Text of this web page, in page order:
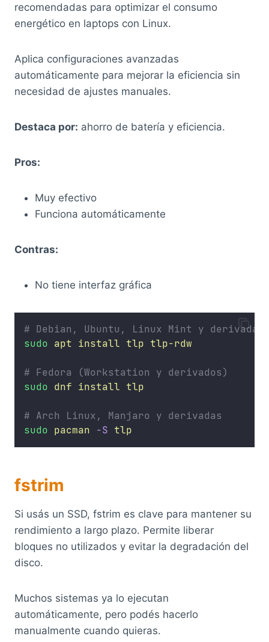
recomendadas para optimizar el consumo
energético en laptops con Linux.
Aplica configuraciones avanzadas
automáticamente para mejorar la eficiencia sin
necesidad de ajustes manuales.
Destaca por: ahorro de batería y eficiencia.
Pros:
Muy efectivo
Funciona automáticamente
Contras:
No tiene interfaz gráfica
# Debian, Ubuntu, Linux Mint y derivadas
sudo apt install tlp tlp-rdw
# Fedora (Workstation y derivados)
sudo dnf install tlp
# Arch Linux, Manjaro y derivadas
sudo pacman -S tlp
fstrim
Si usás un SSD, fstrim es clave para mantener su
rendimiento a largo plazo. Permite liberar
bloques no utilizados y evitar la degradación del
disco.
Muchos sistemas ya lo ejecutan
automáticamente, pero podés hacerlo
manualmente cuando quieras.